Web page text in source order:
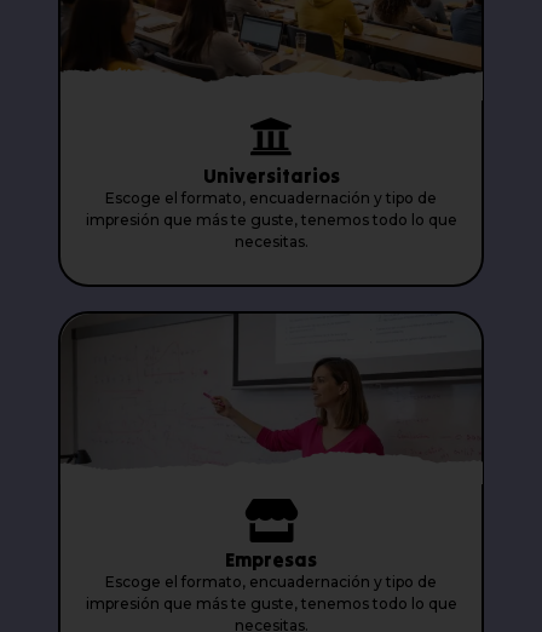
Universitarios
Escoge el formato, encuadernación y tipo de
impresión que más te guste, tenemos todo lo que
necesitas.
Empresas
Escoge el formato, encuadernación y tipo de
impresión que más te guste, tenemos todo lo que
necesitas.